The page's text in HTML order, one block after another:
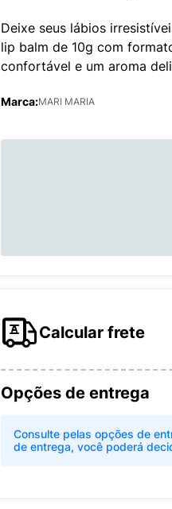
Deixe seus lábios
lip balm de 10g com
confortável e um aroma
Marca:MARI MARIA
Calcular frete
Opções de entrega
Consulte pelas opções de
de entrega, você poderá